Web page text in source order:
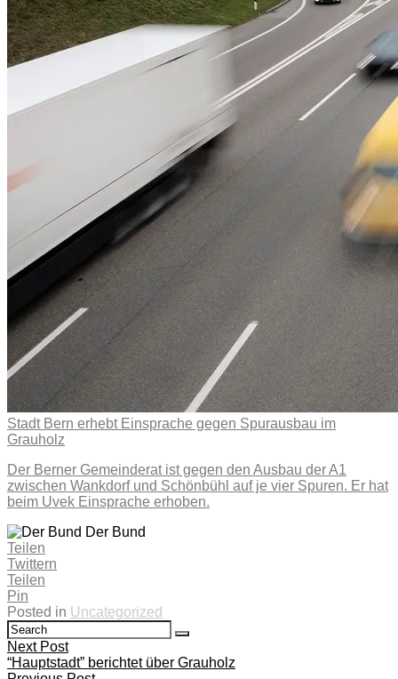
Stadt Bern erhebt Einsprache gegen Spurausbau im
Grauholz
Der Berner Gemeinderat ist gegen den Ausbau der A1
zwischen Wankdorf und Schönbühl auf je vier Spuren. Er hat
beim Uvek Einsprache erhoben.
Der Bund
Teilen
Twittern
Teilen
Pin
Posted in Uncategorized
Search
for:
Search
Beitragsnavigation
Next Post
“Hauptstadt” berichtet über Grauholz